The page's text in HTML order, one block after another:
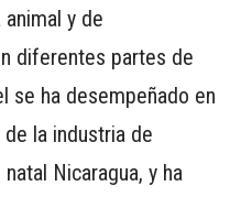
y de
diferentes partes de
se ha desempeñado en
la industria de
Nicaragua, y ha